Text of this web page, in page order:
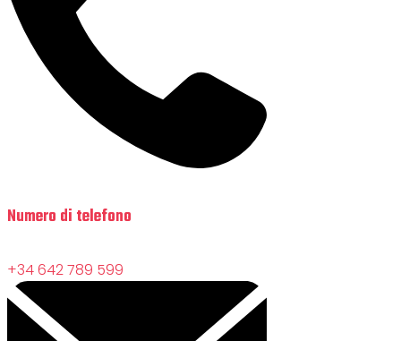
Numero di telefono
+34 642 789 599